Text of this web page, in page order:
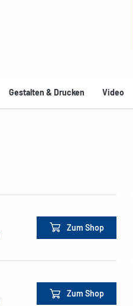
Gestalten & Drucken Video
Zum Shop
Zum Shop